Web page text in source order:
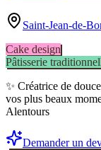
Saint-Jean-de-
Cake design
Pâtisserie
✨ Créatrice de
vos plus beaux
Alentours
Demander un